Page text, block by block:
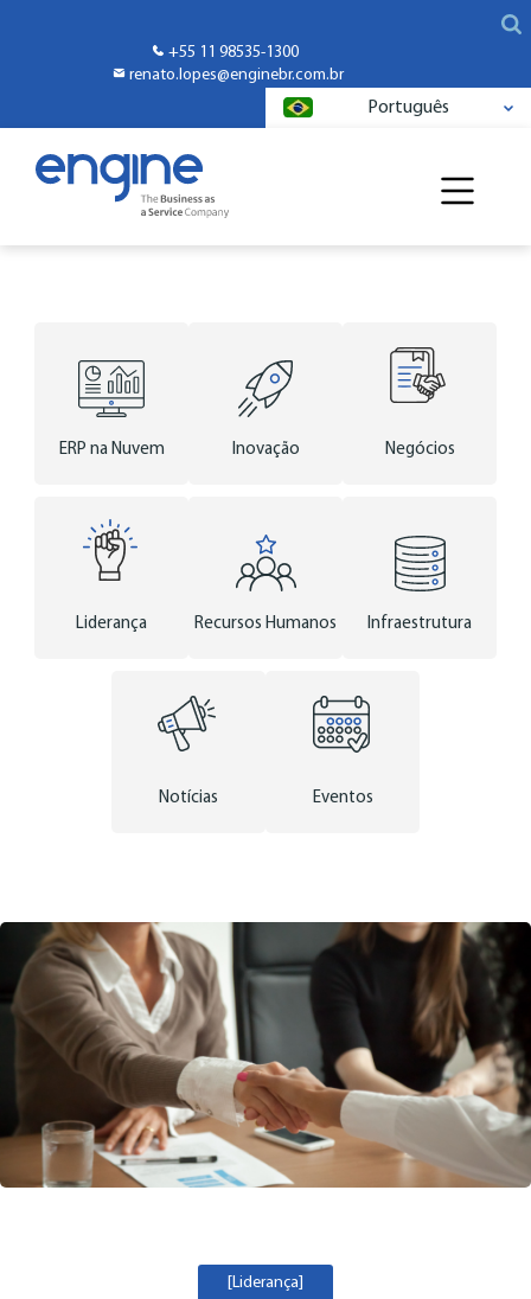
+55 11 98535-1300
renato.lopes@enginebr.com.br
Português
ERP na Nuvem Inovação Negócios
Liderança Recursos Humanos Infraestrutura
Notícias Eventos
[Liderança]